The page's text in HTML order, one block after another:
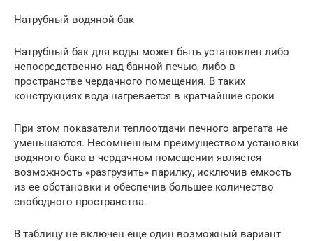
Натрубный водяной бак
Натрубный бак для воды может быть установлен либо
непосредственно над банной печью, либо в
пространстве чердачного помещения. В таких
конструкциях вода нагревается в кратчайшие сроки
При этом показатели теплоотдачи печного агрегата не
уменьшаются. Несомненным преимуществом установки
водяного бака в чердачном помещении является
возможность «разгрузить» парилку, исключив емкость
из ее обстановки и обеспечив большее количество
свободного пространства.
В таблицу не включен еще один возможный вариант